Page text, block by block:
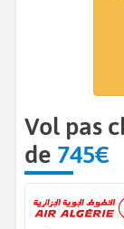
Vol pas
de 745€